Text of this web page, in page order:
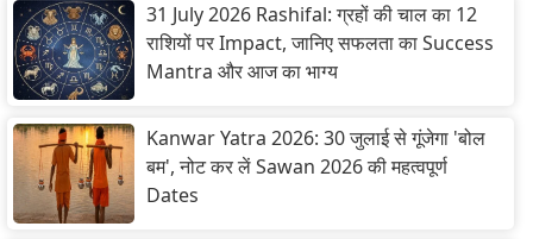
31 July 2026 Rashifal: ग्रहों की चाल का 12
राशियों पर Impact, जानिए सफलता का Success
Mantra और आज का भाग्य
Kanwar Yatra 2026: 30 जुलाई से गूंजेगा 'बोल
बम', नोट कर लें Sawan 2026 की महत्वपूर्ण
Dates